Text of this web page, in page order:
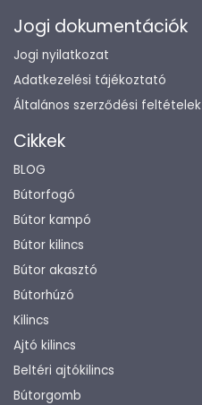
Jogi dokumentációk
Jogi nyilatkozat
Adatkezelési tájékoztató
Általános szerződési feltételek
Cikkek
BLOG
Bútorfogó
Bútor kampó
Bútor kilincs
Bútor akasztó
Bútorhúzó
Kilincs
Ajtó kilincs
Beltéri ajtókilincs
Bútorgomb